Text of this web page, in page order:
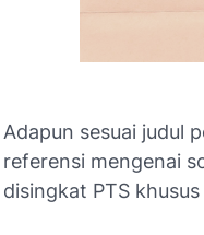
Adapun sesuai judul
referensi mengenai
disingkat PTS